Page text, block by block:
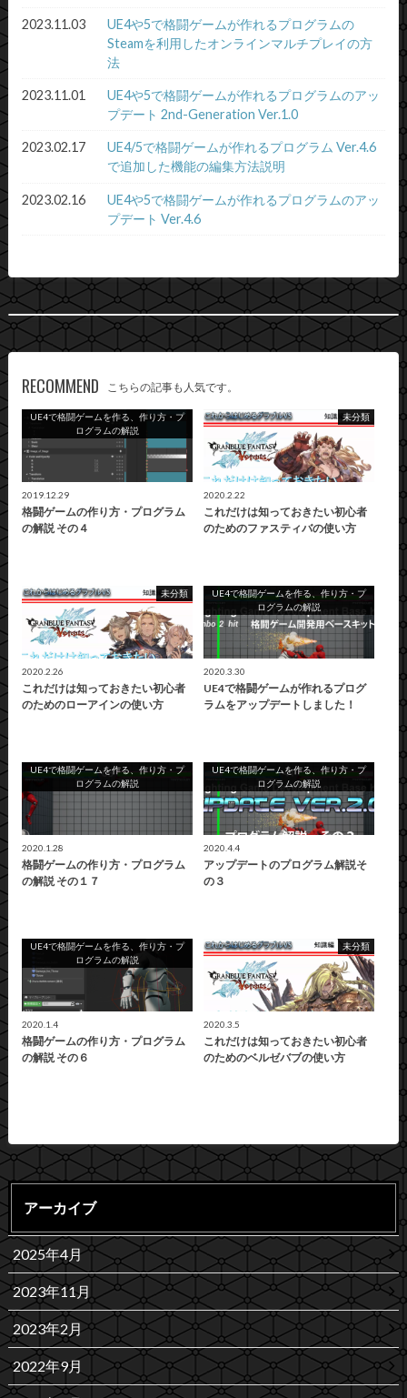
2023.11.03
UE4や5で格闘ゲームが作れるプログラムの
Steamを利用したオンラインマルチプレイの方
法
2023.11.01
UE4や5で格闘ゲームが作れるプログラムのアッ
プデート 2nd-Generation Ver.1.0
2023.02.17
UE4/5で格闘ゲームが作れるプログラム Ver.4.6
で追加した機能の編集方法説明
2023.02.16
UE4や5で格闘ゲームが作れるプログラムのアッ
プデート Ver.4.6
RECOMMEND こちらの記事も人気です。
UE4で格闘ゲームを作る、作り方・プ
ログラムの解説
2019.12.29
格闘ゲームの作り方・プログラム
の解説 その４
未分類
2020.2.22
これだけは知っておきたい初心者
のためのファスティバの使い方
未分類
2020.2.26
これだけは知っておきたい初心者
のためのローアインの使い方
UE4で格闘ゲームを作る、作り方・プ
ログラムの解説
2020.3.30
UE4で格闘ゲームが作れるプログ
ラムをアップデートしました！
UE4で格闘ゲームを作る、作り方・プ
ログラムの解説
2020.1.28
格闘ゲームの作り方・プログラム
の解説 その１７
UE4で格闘ゲームを作る、作り方・プ
ログラムの解説
2020.4.4
アップデートのプログラム解説そ
の３
UE4で格闘ゲームを作る、作り方・プ
ログラムの解説
2020.1.4
格闘ゲームの作り方・プログラム
の解説 その６
未分類
2020.3.5
これだけは知っておきたい初心者
のためのベルゼバブの使い方
アーカイブ
2025年4月
2023年11月
2023年2月
2022年9月